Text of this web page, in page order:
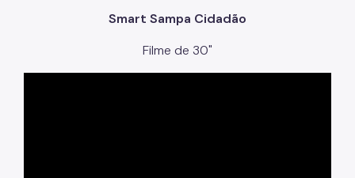
Smart Sampa Cidadão
Filme de 30"